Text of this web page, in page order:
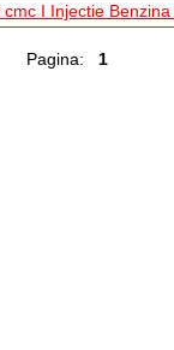
I Injectie Benzina
Pagina: 1